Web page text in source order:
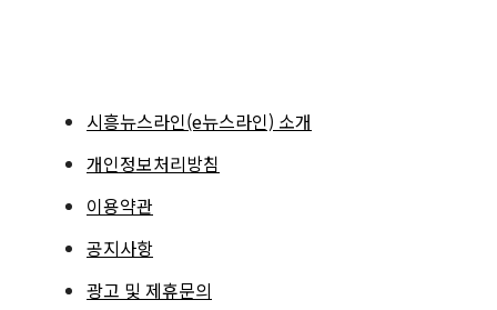
시흥뉴스라인(e뉴스라인) 소개
개인정보처리방침
이용약관
공지사항
광고 및 제휴문의